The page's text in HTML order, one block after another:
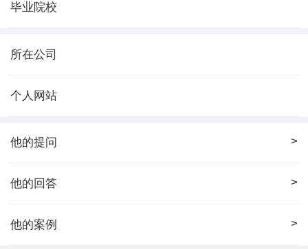
毕业院校
所在公司
个人网站
他的提问 >
他的回答 >
他的案例 >